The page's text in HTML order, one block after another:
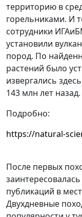
территорию в
горельниками. И
сотрудники
установили
пород. По
растений было
извергались
143 млн лет назад.
Подробно:
https://natural-
После первых
публикаций в
Двухдневные